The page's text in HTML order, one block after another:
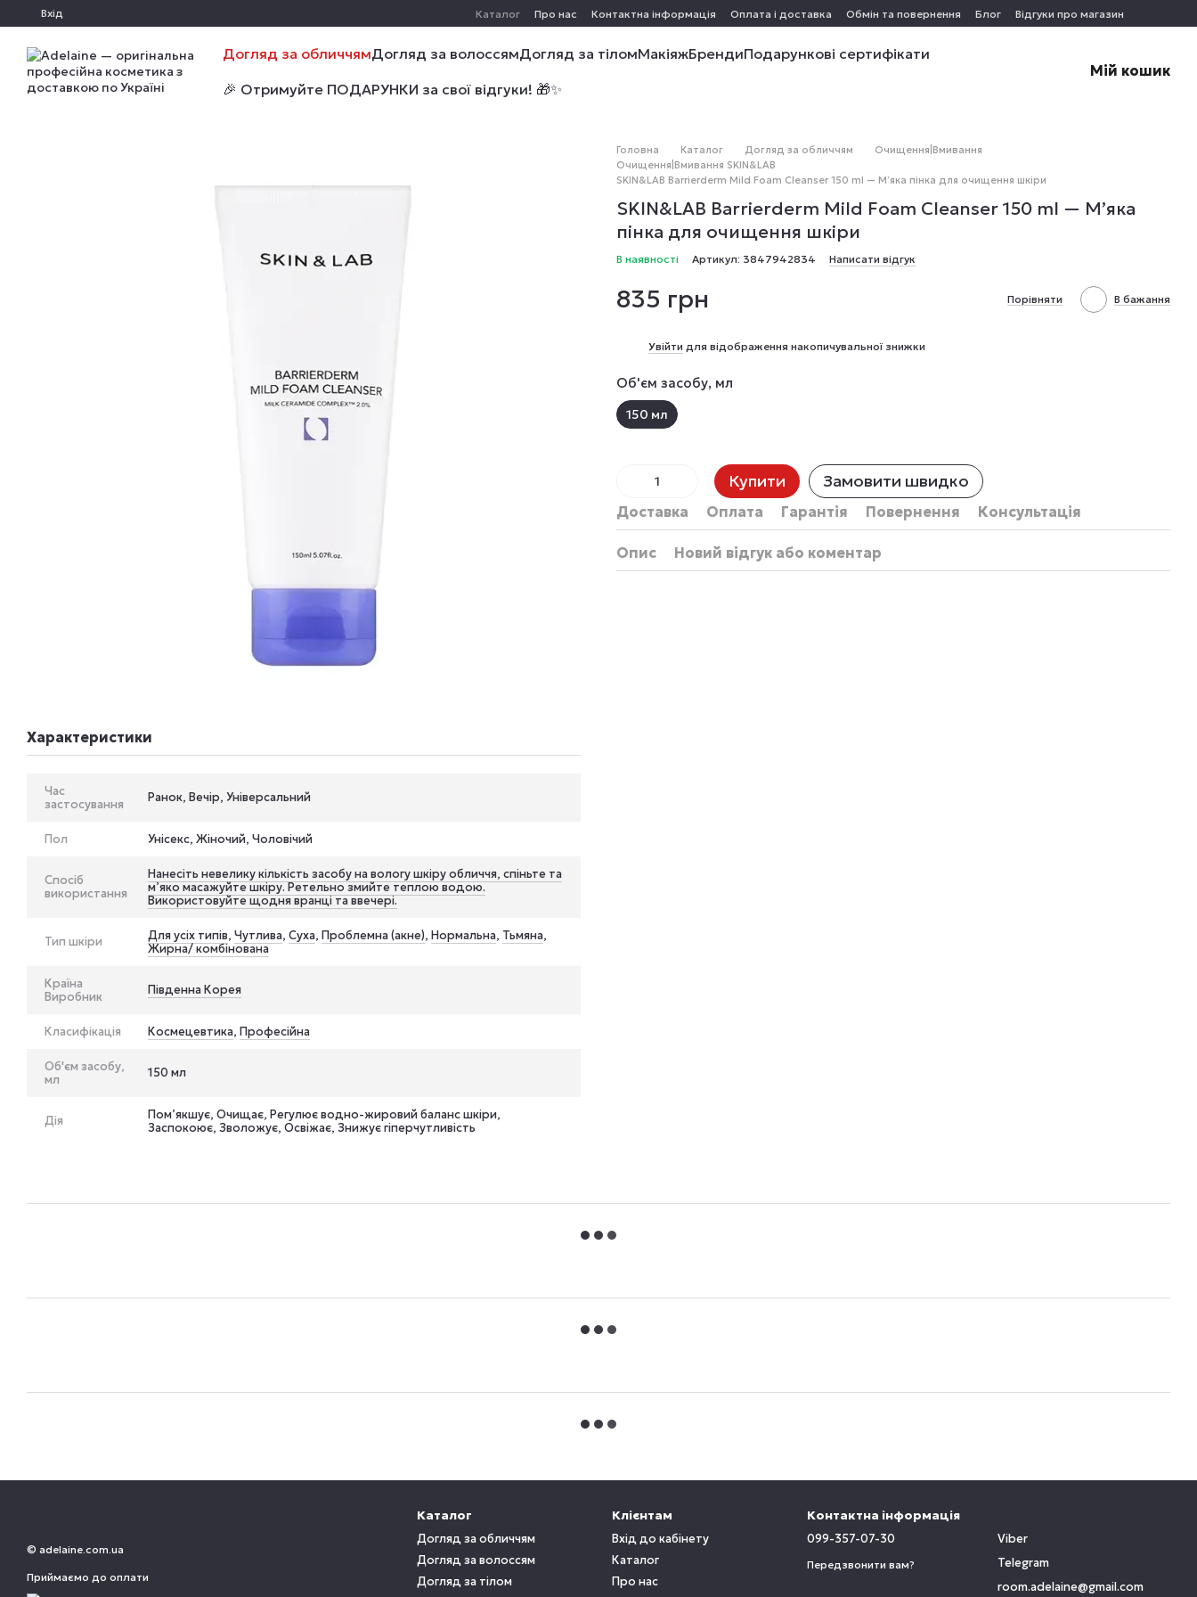
Перейти до основного контенту
Вхід Каталог Про нас Контактна інформація Оплата і доставка Обмін та повернення Блог Відгуки про магазин
Догляд за обличчямДогляд за волоссямДогляд за тіломМакіяжБрендиПодарункові сертифікати
🎉 Отримуйте ПОДАРУНКИ за свої відгуки! 🎁✨
Мій кошик
Характеристики
Час
застосування
Ранок, Вечір, Універсальний
Пол Унісекс, Жіночий, Чоловічий
Спосіб
використання
Нанесіть невелику кількість засобу на вологу шкіру обличчя, спіньте та
м’яко масажуйте шкіру. Ретельно змийте теплою водою.
Використовуйте щодня вранці та ввечері.
Тип шкіри Для усіх типів, Чутлива, Суха, Проблемна (акне), Нормальна, Тьмяна,
Жирна/ комбінована
Країна
Виробник
Південна Корея
Класифікація Космецевтика, Професійна
Об'єм засобу,
мл
150 мл
Дія
Пом’якшує, Очищає, Регулює водно-жировий баланс шкіри,
Заспокоює, Зволожує, Освіжає, Знижує гіперчутливість
Головна Каталог Догляд за обличчям
Очищення|Вмивання
Очищення|Вмивання SKIN&LAB
SKIN&LAB Barrierderm Mild Foam Cleanser 150 ml — М’яка пінка для очищення шкіри
SKIN&LAB Barrierderm Mild Foam Cleanser 150 ml — М’яка
пінка для очищення шкіри
В наявності Артикул: 3847942834 Написати відгук
835 грн Порівняти В бажання
Увійти для відображення накопичувальної знижки
Об'єм засобу, мл
150 мл
Купити Замовити швидко
Доставка Оплата Гарантія Повернення Консультація
Опис Новий відгук або коментар
© adelaine.com.ua
Приймаємо до оплати
Каталог
Догляд за обличчям
Догляд за волоссям
Догляд за тілом
Клієнтам
Вхід до кабінету
Каталог
Про нас
Контактна інформація
099-357-07-30
Передзвонити вам?
Viber
Telegram
room.adelaine@gmail.com